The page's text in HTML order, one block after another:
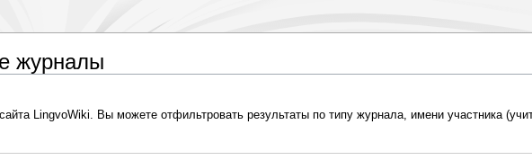
журналы
LingvoWiki. Вы можете отфильтровать результаты по типу журнала, имени участника